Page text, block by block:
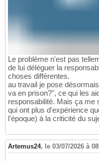
Le problème n'est pas
de lui déléguer la
choses différentes.
au travail je pose
va en prison?", ce qui les
responsabilité. Mais ça me
qui ont plus d'expérience
l'époque) à la criticité du
Artemus24, le 03/07/2026 à